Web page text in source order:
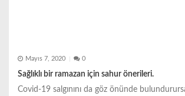
Mayıs 7, 2020 0
Sağlıklı bir ramazan için sahur önerileri.
Covid-19 salgınını da göz önünde